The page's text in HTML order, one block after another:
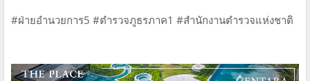
#ฝ่ายอำนวยการ5 #ตำรวจภูธรภาค1 #สํานักงานตํารวจแห่งชาติ